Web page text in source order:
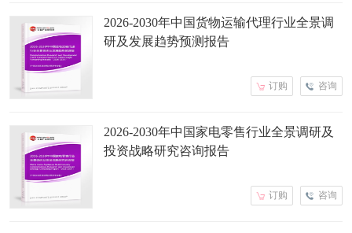
2026-2030年中国货物运输代理行业全景调
研及发展趋势预测报告
咨询
订购
2026-2030年中国家电零售行业全景调研及
投资战略研究咨询报告
咨询
订购